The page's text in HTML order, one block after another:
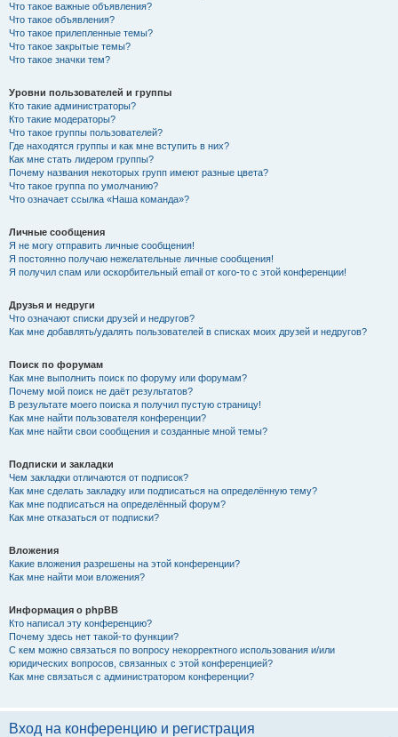
Что такое важные объявления?
Что такое объявления?
Что такое прилепленные темы?
Что такое закрытые темы?
Что такое значки тем?
Уровни пользователей и группы
Кто такие администраторы?
Кто такие модераторы?
Что такое группы пользователей?
Где находятся группы и как мне вступить в них?
Как мне стать лидером группы?
Почему названия некоторых групп имеют разные цвета?
Что такое группа по умолчанию?
Что означает ссылка «Наша команда»?
Личные сообщения
Я не могу отправить личные сообщения!
Я постоянно получаю нежелательные личные сообщения!
Я получил спам или оскорбительный email от кого-то с этой конференции!
Друзья и недруги
Что означают списки друзей и недругов?
Как мне добавлять/удалять пользователей в списках моих друзей и недругов?
Поиск по форумам
Как мне выполнить поиск по форуму или форумам?
Почему мой поиск не даёт результатов?
В результате моего поиска я получил пустую страницу!
Как мне найти пользователя конференции?
Как мне найти свои сообщения и созданные мной темы?
Подписки и закладки
Чем закладки отличаются от подписок?
Как мне сделать закладку или подписаться на определённую тему?
Как мне подписаться на определённый форум?
Как мне отказаться от подписки?
Вложения
Какие вложения разрешены на этой конференции?
Как мне найти мои вложения?
Информация о phpBB
Кто написал эту конференцию?
Почему здесь нет такой-то функции?
С кем можно связаться по вопросу некорректного использования и/или
юридических вопросов, связанных с этой конференцией?
Как мне связаться с администратором конференции?
Вход на конференцию и регистрация